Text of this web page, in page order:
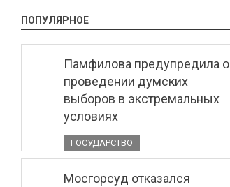
ПОПУЛЯРНОЕ
Памфилова предупредила о
проведении думских
выборов в экстремальных
условиях
ГОСУДАРСТВО
Мосгорсуд отказался